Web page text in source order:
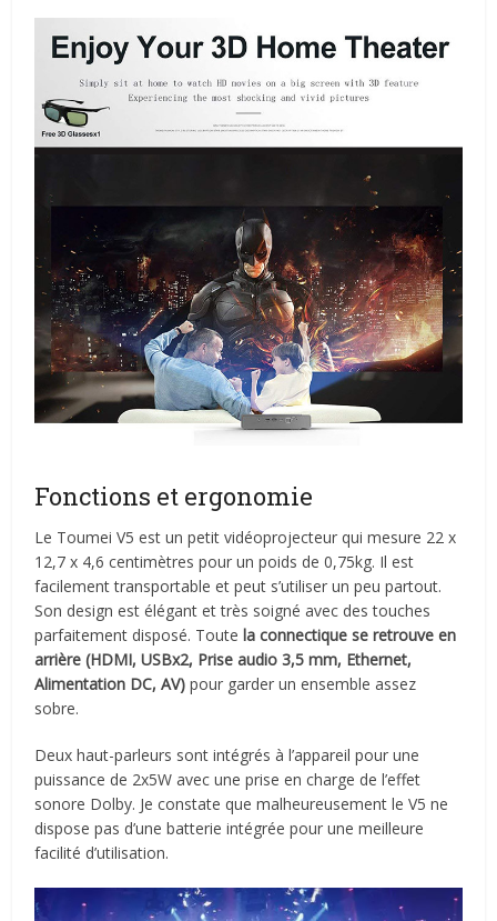
Fonctions et ergonomie
Le Toumei V5 est un petit vidéoprojecteur qui mesure 22 x
12,7 x 4,6 centimètres pour un poids de 0,75kg. Il est
facilement transportable et peut s’utiliser un peu partout.
Son design est élégant et très soigné avec des touches
parfaitement disposé. Toute la connectique se retrouve en
arrière (HDMI, USBx2, Prise audio 3,5 mm, Ethernet,
Alimentation DC, AV) pour garder un ensemble assez
sobre.
Deux haut-parleurs sont intégrés à l’appareil pour une
puissance de 2x5W avec une prise en charge de l’effet
sonore Dolby. Je constate que malheureusement le V5 ne
dispose pas d’une batterie intégrée pour une meilleure
facilité d’utilisation.